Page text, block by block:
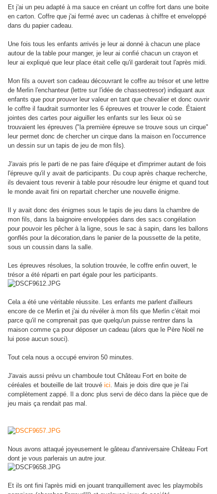
Et j'ai un peu adapté à ma sauce en créant un coffre fort dans une boite
en carton. Coffre que j'ai fermé avec un cadenas à chiffre et enveloppé
dans du papier cadeau.
Une fois tous les enfants arrivés je leur ai donné à chacun une place
autour de la table pour manger, je leur ai confié chacun un crayon et
leur ai expliqué que leur place était celle qu'il garderait tout l'après midi.
Mon fils a ouvert son cadeau découvrant le coffre au trésor et une lettre
de Merlin l'enchanteur (lettre sur l'idée de chasseotresor) indiquant aux
enfants que pour prouver leur valeur en tant que chevalier et donc ouvrir
le coffre il faudrait surmonter les 6 épreuves et trouver le code. Étaient
jointes des cartes pour aiguiller les enfants sur les lieux où se
trouvaient les épreuves ("la première épreuve se trouve sous un cirque"
leur permet donc de chercher un cirque dans la maison en l'occurrence
un dessin sur un tapis de jeu de mon fils).
J'avais pris le parti de ne pas faire d'équipe et d'imprimer autant de fois
l'épreuve qu'il y avait de participants. Du coup après chaque recherche,
ils devaient tous revenir à table pour résoudre leur énigme et quand tout
le monde avait fini on repartait chercher une nouvelle énigme.
Il y avait donc des énigmes sous le tapis de jeu dans la chambre de
mon fils, dans la baignoire enveloppées dans des sacs congélation
pour pouvoir les pêcher à la ligne, sous le sac à sapin, dans les ballons
gonflés pour la décoration,dans le panier de la poussette de la petite,
sous un coussin dans la salle.
Les épreuves résolues, la solution trouvée, le coffre enfin ouvert, le
trésor a été réparti en part égale pour les participants.
Cela a été une véritable réussite. Les enfants me parlent d'ailleurs
encore de ce Merlin et j'ai du révéler à mon fils que Merlin c'était moi
parce qu'il ne comprenait pas que quelqu'un puisse rentrer dans la
maison comme ça pour déposer un cadeau (alors que le Père Noël ne
lui pose aucun souci).
Tout cela nous a occupé environ 50 minutes.
J'avais aussi prévu un chamboule tout Château Fort en boite de
céréales et bouteille de lait trouvé ici. Mais je dois dire que je l'ai
complètement zappé. Il a donc plus servi de déco dans la pièce que de
jeu mais ça rendait pas mal.
Nous avons attaqué joyeusement le gâteau d'anniversaire Château Fort
dont je vous parlerais un autre jour.
Et ils ont fini l'après midi en jouant tranquillement avec les playmobils